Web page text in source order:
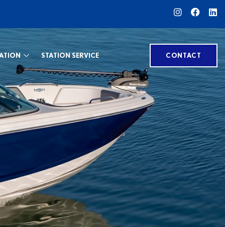
STATION SERVICE CONTACT